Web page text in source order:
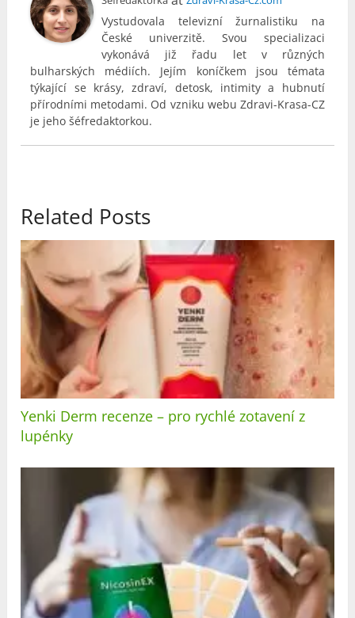
Vystudovala televizní žurnalistiku na
České univerzitě. Svou specializaci
vykonává již řadu let v různých
bulharských médiích. Jejím koníčkem jsou témata
týkající se krásy, zdraví, detosk, intimity a hubnutí
přírodními metodami. Od vzniku webu Zdravi-Krasa-CZ
je jeho šéfredaktorkou.
Related Posts
Yenki Derm recenze – pro rychlé zotavení z
lupénky